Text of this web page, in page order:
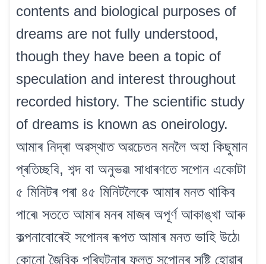
contents and biological purposes of
dreams are not fully understood,
though they have been a topic of
speculation and interest throughout
recorded history. The scientific study
of dreams is known as oneirology.
আমাৰ নিদ্ৰা অৱস্থাত অৱচেতন মনলৈ অহা কিছুমান
প্ৰতিচ্ছবি, শব্দ বা অনুভৱ৷ সাধাৰণতে সপোন একোটা
৫ মিনিটৰ পৰা ৪৫ মিনিটলৈকে আমাৰ মনত থাকিব
পাৰে৷ সততে আমাৰ মনৰ মাজৰ অপূৰ্ণ আকাঙ্খা আৰু
কল্পনাবোৰেই সপোনৰ ৰূপত আমাৰ মনত ভাহি উঠে৷
কোনো জৈবিক পৰিঘটনাৰ ফলত সপোনৰ সৃষ্টি হোৱাৰ